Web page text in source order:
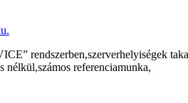
rendszerben,szerverhelyiségek
nélkül,számos referenciamunka,